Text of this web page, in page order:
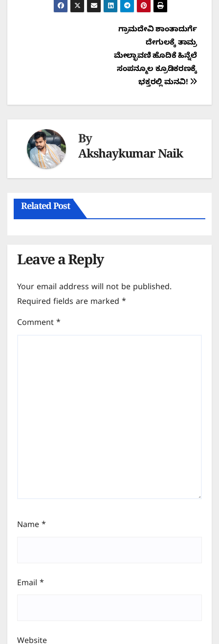
ಗ್ರಾಮದೇವಿ ಶಾಂತಾದುರ್ಗೆ
ದೇಗುಲಕ್ಕೆ ತಾಮ್ರ
ಮೇಲ್ಛಾವಣಿ ಹೊದಿಕೆ ಹಿನ್ನೆಲೆ
ಸಂಪನ್ಮೂಲ ಕ್ರೂಡಿಕರಣಕ್ಕೆ
ಭಕ್ತರಲ್ಲಿ ಮನವಿ!
By
Akshaykumar Naik
Related Post
Leave a Reply
Your email address will not be published.
Required fields are marked *
Comment *
Name *
Email *